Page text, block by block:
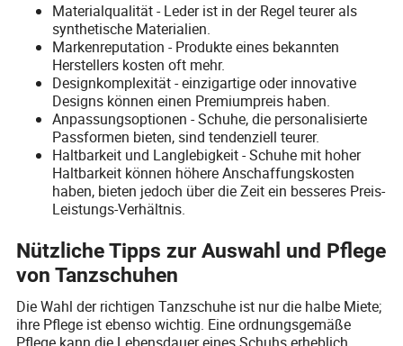
Materialqualität - Leder ist in der Regel teurer als
synthetische Materialien.
Markenreputation - Produkte eines bekannten
Herstellers kosten oft mehr.
Designkomplexität - einzigartige oder innovative
Designs können einen Premiumpreis haben.
Anpassungsoptionen - Schuhe, die personalisierte
Passformen bieten, sind tendenziell teurer.
Haltbarkeit und Langlebigkeit - Schuhe mit hoher
Haltbarkeit können höhere Anschaffungskosten
haben, bieten jedoch über die Zeit ein besseres Preis-
Leistungs-Verhältnis.
Nützliche Tipps zur Auswahl und Pflege
von Tanzschuhen
Die Wahl der richtigen Tanzschuhe ist nur die halbe Miete;
ihre Pflege ist ebenso wichtig. Eine ordnungsgemäße